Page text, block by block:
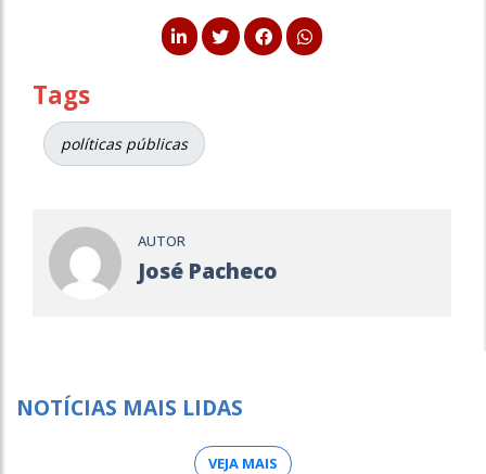
Tags
políticas públicas
AUTOR
José Pacheco
NOTÍCIAS MAIS LIDAS
VEJA MAIS